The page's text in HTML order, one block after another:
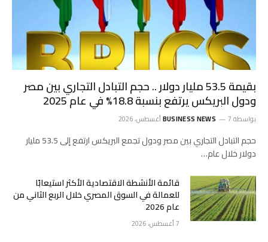
بقيمة 53.5 مليار دولار .. حجم التبادل التجاري بين مصر
ودول البريكس يرتفع بنسبة 18.8% في عام 2025
بواسطة BUSINESS NEWS 7 أغسطس، 2026
حجم التبادل التجاري بين مصر ودول تجمع البريكس ارتفع إلى 53.5 مليار
دولار خلال عام…
قائمة الأنشطة الاقتصادية الأكثر استيعابًا
للعمالة في السوق المصري خلال الربع الثاني من
عام 2026
7 أغسطس، 2026